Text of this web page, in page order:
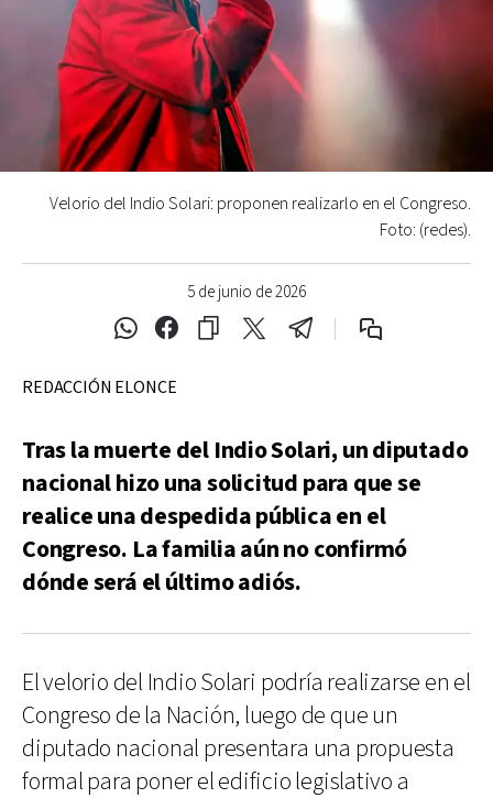
5 de junio de 2026
Velorio del Indio Solari: proponen realizarlo en el Congreso.
Foto: (redes).
REDACCIÓN ELONCE
Tras la muerte del Indio Solari, un diputado
nacional hizo una solicitud para que se
realice una despedida pública en el
Congreso. La familia aún no confirmó
dónde será el último adiós.
El velorio del Indio Solari podría realizarse en el
Congreso de la Nación, luego de que un
diputado nacional presentara una propuesta
formal para poner el edificio legislativo a